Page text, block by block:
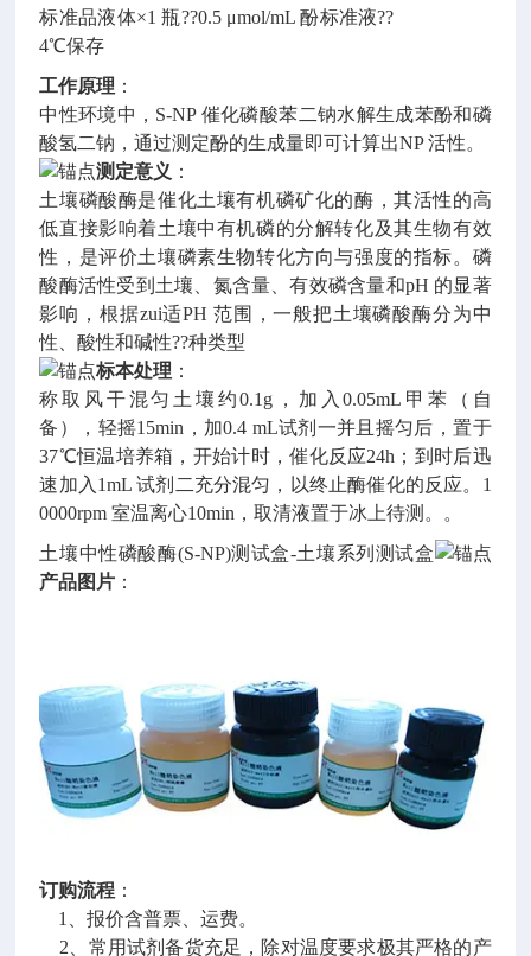
标准品液体×1 瓶??0.5 μmol/mL 酚标准液??
4℃保存
工作原理 ：
中性环境中，S-NP 催化磷酸苯二钠水解生成苯酚和磷
酸氢二钠，通过测定酚的生成量即可计算出NP 活性。
测定意义 ：
土壤磷酸酶是催化土壤有机磷矿化的酶，其活性的高
低直接影响着土壤中有机磷的分解转化及其生物有效
性，是评价土壤磷素生物转化方向与强度的指标。磷
酸酶活性受到土壤、氮含量、有效磷含量和pH 的显著
影响，根据zui适PH 范围，一般把土壤磷酸酶分为中
性、酸性和碱性??种类型
标本处理 ：
称取风干混匀土壤约0.1g，加入0.05mL甲苯（自
备），轻摇15min，加0.4 mL试剂一并且摇匀后，置于
37℃恒温培养箱，开始计时，催化反应24h；到时后迅
速加入1mL 试剂二充分混匀，以终止酶催化的反应。1
0000rpm 室温离心10min，取清液置于冰上待测。。
土壤中性磷酸酶(S-NP)测试盒-土壤系列测试盒
产品图片 ：
订购流程 ：
1、报价含普票、运费。
2、常用试剂备货充足，除对温度要求极其严格的产